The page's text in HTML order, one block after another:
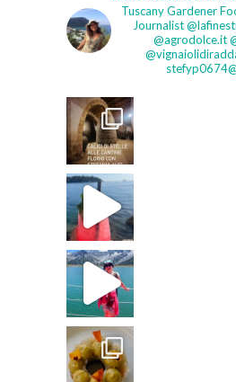
Tuscany Gardener
Journalist
@agrodolce.it